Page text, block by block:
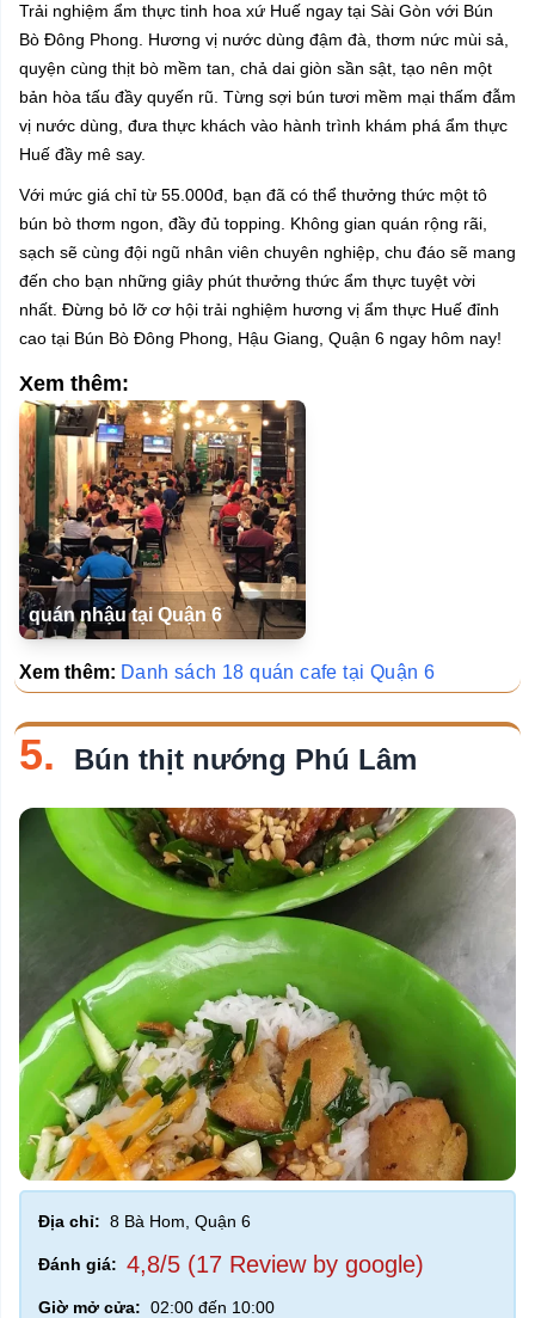
Trải nghiệm ẩm thực tinh hoa xứ Huế ngay tại Sài Gòn với Bún
Bò Đông Phong. Hương vị nước dùng đậm đà, thơm nức mùi sả,
quyện cùng thịt bò mềm tan, chả dai giòn sần sật, tạo nên một
bản hòa tấu đầy quyến rũ. Từng sợi bún tươi mềm mại thấm đẫm
vị nước dùng, đưa thực khách vào hành trình khám phá ẩm thực
Huế đầy mê say.
Với mức giá chỉ từ 55.000đ, bạn đã có thể thưởng thức một tô
bún bò thơm ngon, đầy đủ topping. Không gian quán rộng rãi,
sạch sẽ cùng đội ngũ nhân viên chuyên nghiệp, chu đáo sẽ mang
đến cho bạn những giây phút thưởng thức ẩm thực tuyệt vời
nhất. Đừng bỏ lỡ cơ hội trải nghiệm hương vị ẩm thực Huế đỉnh
cao tại Bún Bò Đông Phong, Hậu Giang, Quận 6 ngay hôm nay!
Xem thêm:
quán nhậu tại Quận 6
Xem thêm: Danh sách 18 quán cafe tại Quận 6
5. Bún thịt nướng Phú Lâm
Địa chỉ: 8 Bà Hom, Quận 6
Đánh giá: 4,8/5 (17 Review by google)
Giờ mở cửa: 02:00 đến 10:00